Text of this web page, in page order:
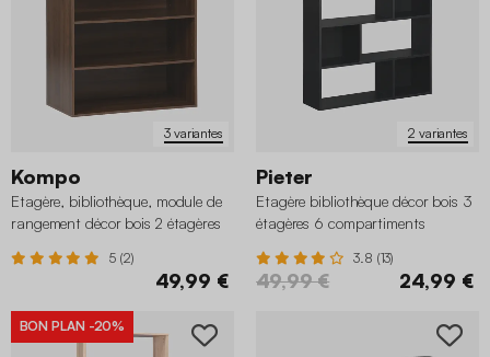
3 variantes
Kompo
Etagère, bibliothèque, module de
rangement décor bois 2 étagères
5 (2)
49,99 €
2 variantes
Pieter
Etagère bibliothèque décor bois 3
étagères 6 compartiments
3.8 (13)
49,99 € 24,99 €
BON PLAN -20%